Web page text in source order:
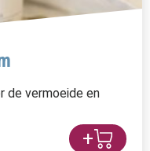
de vermoeide en
+